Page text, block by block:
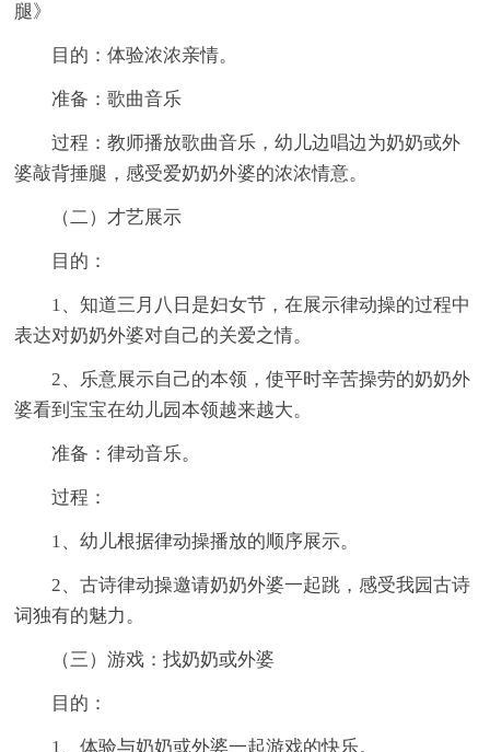
腿》
目的：体验浓浓亲情。
准备：歌曲音乐
过程：教师播放歌曲音乐，幼儿边唱边为奶奶或外
婆敲背捶腿，感受爱奶奶外婆的浓浓情意。
（二）才艺展示
目的：
1、知道三月八日是妇女节，在展示律动操的过程中
表达对奶奶外婆对自己的关爱之情。
2、乐意展示自己的本领，使平时辛苦操劳的奶奶外
婆看到宝宝在幼儿园本领越来越大。
准备：律动音乐。
过程：
1、幼儿根据律动操播放的顺序展示。
2、古诗律动操邀请奶奶外婆一起跳，感受我园古诗
词独有的魅力。
（三）游戏：找奶奶或外婆
目的：
1、体验与奶奶或外婆一起游戏的快乐。